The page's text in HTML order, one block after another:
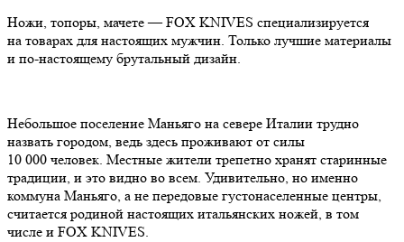
Ножи, топоры, мачете — FOX KNIVES специализируется
на товарах для настоящих мужчин. Только лучшие материалы
и по-настоящему брутальный дизайн.
Небольшое поселение Маньяго на севере Италии трудно
назвать городом, ведь здесь проживают от силы
10 000 человек. Местные жители трепетно хранят старинные
традиции, и это видно во всем. Удивительно, но именно
коммуна Маньяго, а не передовые густонаселенные центры,
считается родиной настоящих итальянских ножей, в том
числе и FOX KNIVES.